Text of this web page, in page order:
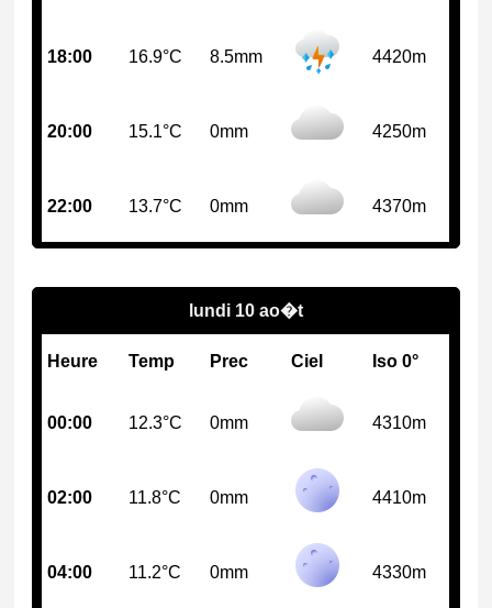
18:00 16.9°C 8.5mm 4420m
20:00 15.1°C 0mm 4250m
22:00 13.7°C 0mm 4370m
lundi 10 ao�t
Heure Temp Prec Ciel Iso 0°
00:00 12.3°C 0mm 4310m
02:00 11.8°C 0mm 4410m
04:00 11.2°C 0mm 4330m